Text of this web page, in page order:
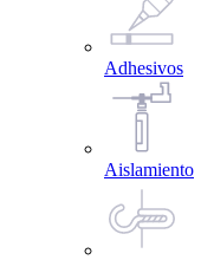
Adhesivos
Aislamiento